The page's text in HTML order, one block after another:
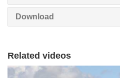
Download
Related videos